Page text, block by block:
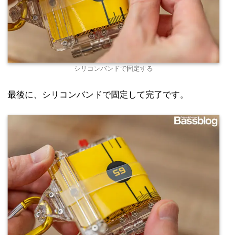
シリコンバンドで固定する
最後に、シリコンバンドで固定して完了です。